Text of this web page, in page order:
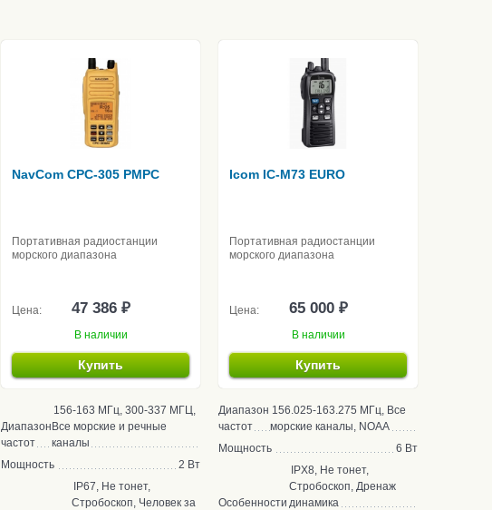
NavCom CPC-305 РМРС
Портативная радиостанции
морского диапазона
Цена: 47 386 ₽
В наличии
Купить
Диапазон
частот
156-163 МГц, 300-337 МГЦ,
Все морские и речные
каналы
Мощность
2 Вт
IP67, Не тонет,
Стробоскоп, Человек за
Icom IC-M73 EURO
Портативная радиостанции
морского диапазона
Цена: 65 000 ₽
В наличии
Купить
Диапазон
частот
156.025-163.275 МГц, Все
морские каналы, NOAA
Мощность
6 Вт
Особенности
IPX8, Не тонет,
Стробоскоп, Дренаж
динамика